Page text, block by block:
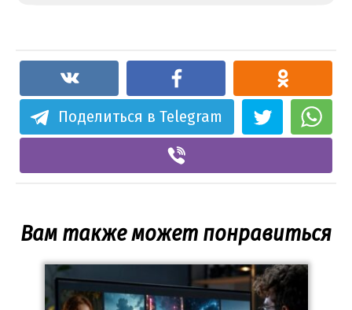
Поделиться в Telegram
Вам также может понравиться